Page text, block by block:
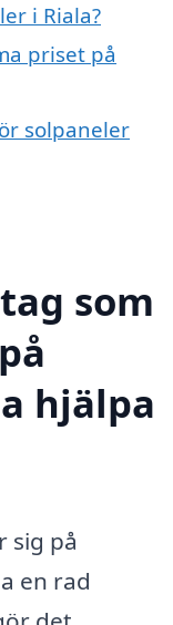
i Riala?
priset på
solpaneler
som
hjälpa
sig på
en rad